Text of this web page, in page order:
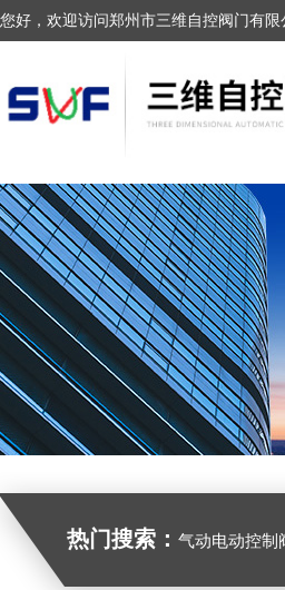
您好，欢迎访问郑州市三维自控阀门有限
热门搜索： 气动电动控制阀，调节